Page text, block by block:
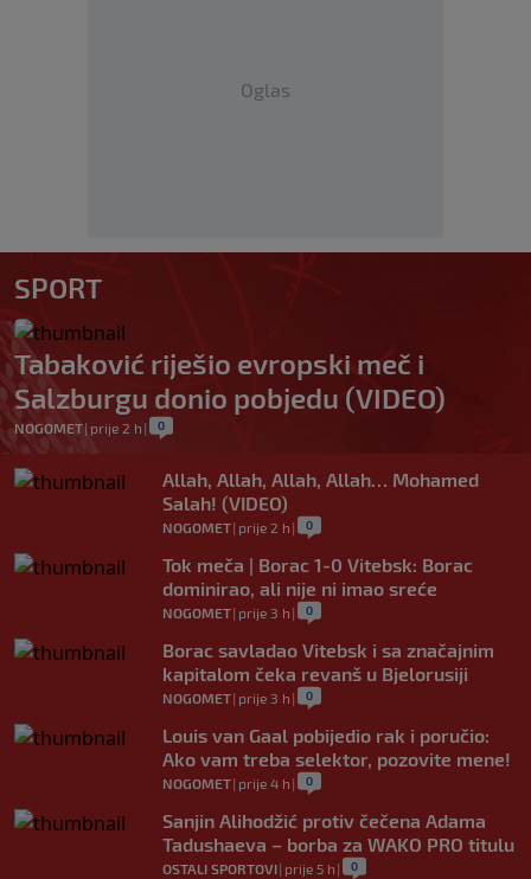
Oglas
SPORT
Tabaković riješio evropski meč i
Salzburgu donio pobjedu (VIDEO)
NOGOMET| prije 2 h | 0
Allah, Allah, Allah, Allah… Mohamed
Salah! (VIDEO)
NOGOMET| prije 2 h | 0
Tok meča | Borac 1-0 Vitebsk: Borac
dominirao, ali nije ni imao sreće
NOGOMET| prije 3 h | 0
Borac savladao Vitebsk i sa značajnim
kapitalom čeka revanš u Bjelorusiji
NOGOMET| prije 3 h | 0
Louis van Gaal pobijedio rak i poručio:
Ako vam treba selektor, pozovite mene!
NOGOMET| prije 4 h | 0
Sanjin Alihodžić protiv čečena Adama
Tadushaeva – borba za WAKO PRO titulu
OSTALI SPORTOVI| prije 5 h | 0